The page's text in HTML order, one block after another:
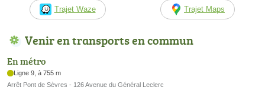
Trajet Waze Trajet Maps
Venir en transports en commun
En métro
Ligne 9, à 755 m
Arrêt Pont de Sèvres - 126 Avenue du Général Leclerc